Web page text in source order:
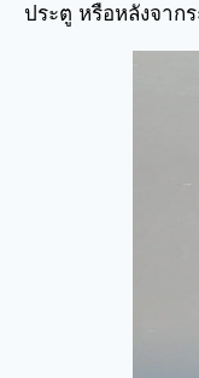
ประตู หรือหลังจาก